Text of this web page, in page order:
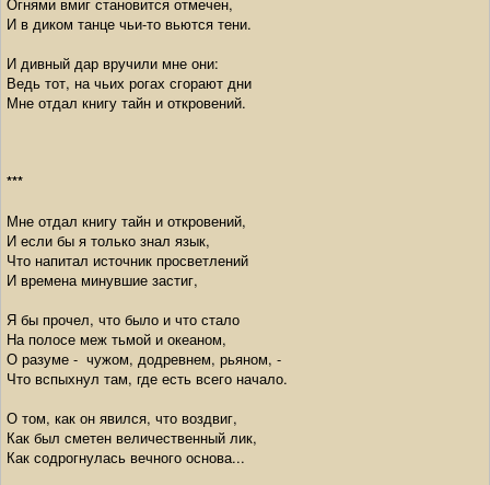
И в диком танце чьи-то вьются тени.
И дивный дар вручили мне они:
Ведь тот, на чьих рогах сгорают дни
Мне отдал книгу тайн и откровений.
***
Мне отдал книгу тайн и откровений,
И если бы я только знал язык,
Что напитал источник просветлений
И времена минувшие застиг,
Я бы прочел, что было и что стало
На полосе меж тьмой и океаном,
О разуме - чужом, додревнем, рьяном, -
Что вспыхнул там, где есть всего начало.
О том, как он явился, что воздвиг,
Как был сметен величественный лик,
Как содрогнулась вечного основа...